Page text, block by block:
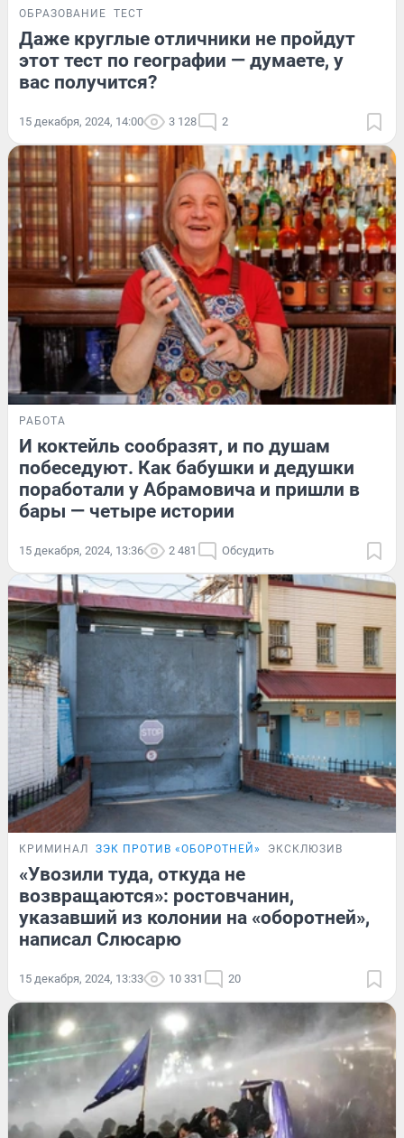
ОБРАЗОВАНИЕ ТЕСТ
Даже круглые отличники не пройдут
этот тест по географии — думаете, у
вас получится?
15 декабря, 2024, 14:00 3 128 2
РАБОТА
И коктейль сообразят, и по душам
побеседуют. Как бабушки и дедушки
поработали у Абрамовича и пришли в
бары — четыре истории
15 декабря, 2024, 13:36 2 481 Обсудить
КРИМИНАЛ ЗЭК ПРОТИВ «ОБОРОТНЕЙ» ЭКСКЛЮЗИВ
«Увозили туда, откуда не
возвращаются»: ростовчанин,
указавший из колонии на «оборотней»,
написал Слюсарю
15 декабря, 2024, 13:33 10 331 20